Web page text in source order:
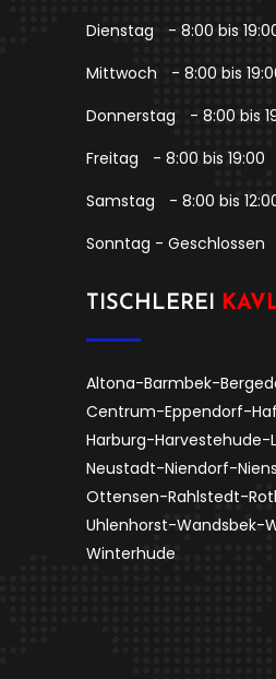
Dienstag
- 8:00 bis
Mittwoch
- 8:00 bis
Donnerstag
- 8:00 bis
Freitag
- 8:00 bis 19:00
Samstag
- 8:00 bis
Sonntag - Geschlossen
TISCHLEREI
Altona-Barmbek-
Centrum-Eppendorf-
Harburg-Harvestehude-
Neustadt-Niendorf-
Ottensen-Rahlstedt-
Uhlenhorst-Wandsbek-
Winterhude